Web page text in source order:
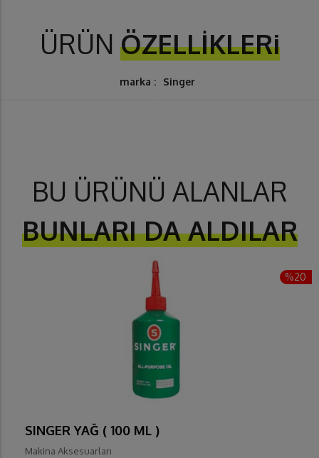
ÜRÜN ÖZELLİKLERi
marka : Singer
BU ÜRÜNÜ ALANLAR
BUNLARI DA ALDILAR
%20
SINGER YAĞ ( 100 ML )
Makina Aksesuarları